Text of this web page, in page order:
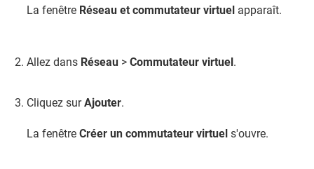
La fenêtre Réseau et commutateur virtuel apparaît.
Allez dans Réseau > Commutateur virtuel.
Cliquez surAjouter.
La fenêtre Créer un commutateur virtuel s'ouvre.